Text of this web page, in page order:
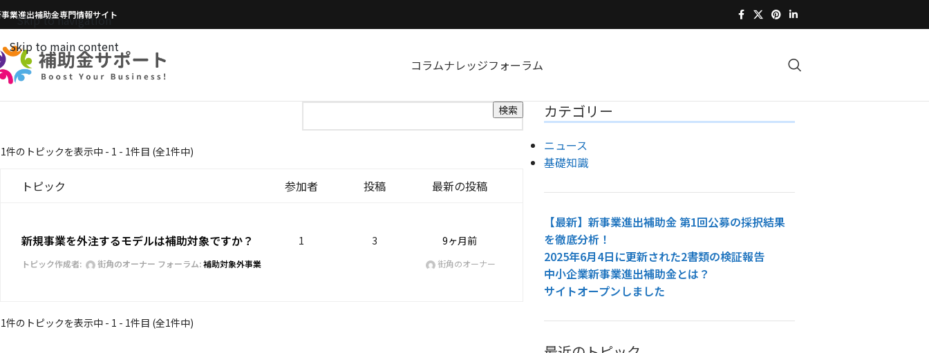
Skip to navigation
Skip to main content
業進出補助金専門情報サイト
コラムナレッジフォーラム
1件のトピックを表示中 - 1 - 1件目 (全1件中)
トピック 参加者 投稿 最新の投稿
新規事業を外注するモデルは補助対象ですか？
トピック作成者: 街角のオーナー フォーラム:補助対象外事業
1 3 9ヶ月前
街角のオーナー
1件のトピックを表示中 - 1 - 1件目 (全1件中)
カテゴリー
ニュース
基礎知識
【最新】新事業進出補助金 第1回公募の採択結果
を徹底分析！
2025年6月4日に更新された2書類の検証報告
中小企業新事業進出補助金とは？
サイトオープンしました